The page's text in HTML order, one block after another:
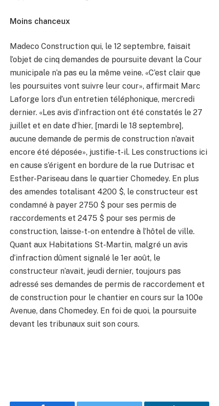
Moins chanceux
Madeco Construction qui, le 12 septembre, faisait
l’objet de cinq demandes de poursuite devant la Cour
municipale n’a pas eu la même veine. «C’est clair que
les poursuites vont suivre leur cour», affirmait Marc
Laforge lors d’un entretien téléphonique, mercredi
dernier. «Les avis d’infraction ont été constatés le 27
juillet et en date d’hier, [mardi le 18 septembre],
aucune demande de permis de construction n’avait
encore été déposée», justifie-t-il. Les constructions ici
en cause s’érigent en bordure de la rue Dutrisac et
Esther-Pariseau dans le quartier Chomedey. En plus
des amendes totalisant 4200 $, le constructeur est
condamné à payer 2750 $ pour ses permis de
raccordements et 2475 $ pour ses permis de
construction, laisse-t-on entendre à l’hôtel de ville.
Quant aux Habitations St-Martin, malgré un avis
d’infraction dûment signalé le 1er août, le
constructeur n’avait, jeudi dernier, toujours pas
adressé ses demandes de permis de raccordement et
de construction pour le chantier en cours sur la 100e
Avenue, dans Chomedey. En foi de quoi, la poursuite
devant les tribunaux suit son cours.